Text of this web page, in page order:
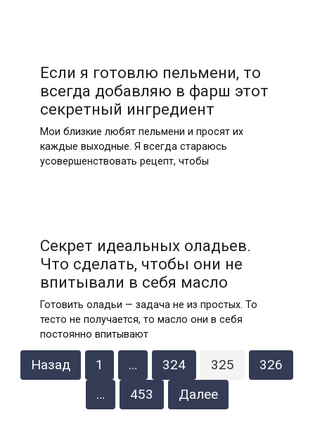
Если я готовлю пельмени, то
всегда добавляю в фарш этот
секретный ингредиент
Мои близкие любят пельмени и просят их
каждые выходные. Я всегда стараюсь
усовершенствовать рецепт, чтобы
Секрет идеальных оладьев.
Что сделать, чтобы они не
впитывали в себя масло
Готовить оладьи — задача не из простых. То
тесто не получается, то масло они в себя
постоянно впитывают
Пагинация
Назад 1 … 324 325
326
…
453 Далее